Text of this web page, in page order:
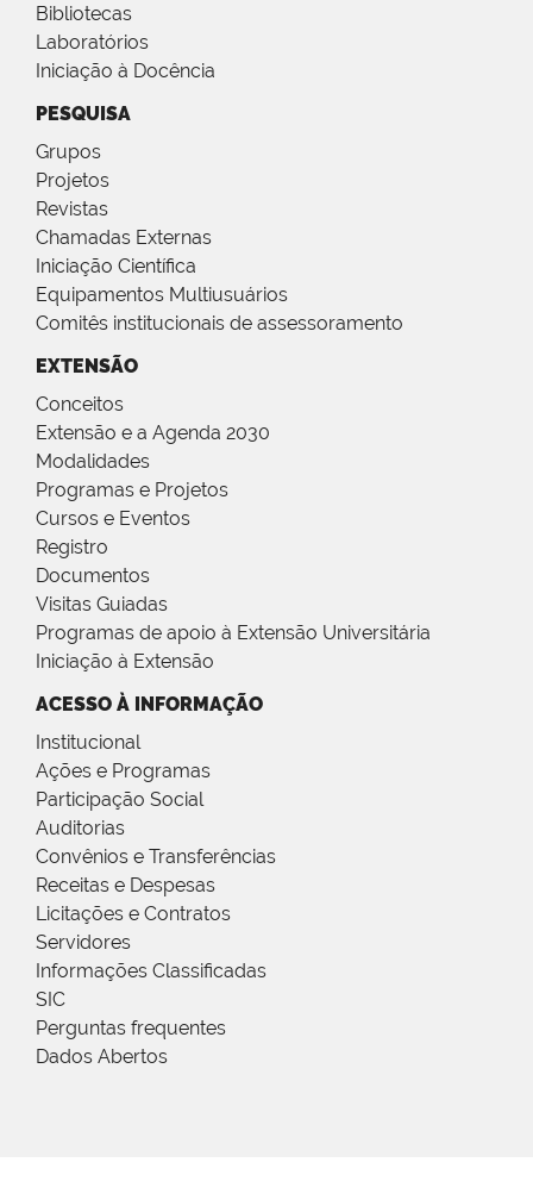
Bibliotecas
Laboratórios
Iniciação à Docência
PESQUISA
Grupos
Projetos
Revistas
Chamadas Externas
Iniciação Científica
Equipamentos Multiusuários
Comitês institucionais de assessoramento
EXTENSÃO
Conceitos
Extensão e a Agenda 2030
Modalidades
Programas e Projetos
Cursos e Eventos
Registro
Documentos
Visitas Guiadas
Programas de apoio à Extensão Universitária
Iniciação à Extensão
ACESSO À INFORMAÇÃO
Institucional
Ações e Programas
Participação Social
Auditorias
Convênios e Transferências
Receitas e Despesas
Licitações e Contratos
Servidores
Informações Classificadas
SIC
Perguntas frequentes
Dados Abertos